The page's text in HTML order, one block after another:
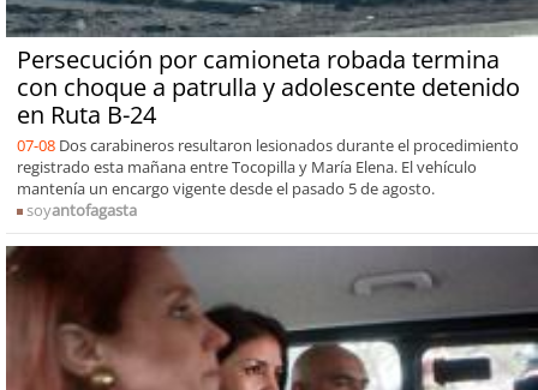
Persecución por camioneta robada termina
con choque a patrulla y adolescente detenido
en Ruta B-24
07-08 Dos carabineros resultaron lesionados durante el procedimiento
registrado esta mañana entre Tocopilla y María Elena. El vehículo
mantenía un encargo vigente desde el pasado 5 de agosto.
soyantofagasta